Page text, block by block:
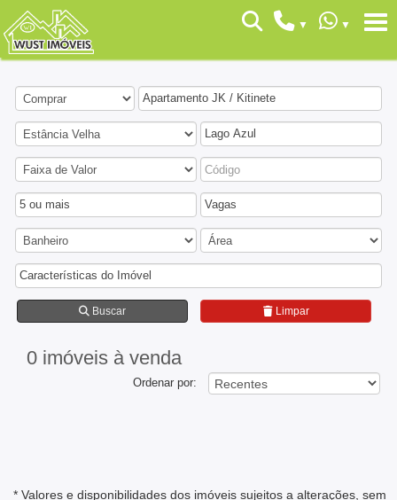
Apartamento JK / Kitinete
Lago Azul
5 ou mais Vagas
Características do Imóvel
Buscar Limpar
0 imóveis à venda
Ordenar por:
* Valores e disponibilidades dos imóveis sujeitos a alterações, sem